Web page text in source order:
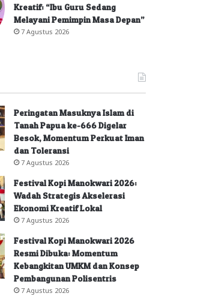
Kreatif: “Ibu Guru Sedang
Melayani Pemimpin Masa Depan”
7 Agustus 2026
Peringatan Masuknya Islam di
Tanah Papua ke-666 Digelar
Besok, Momentum Perkuat Iman
dan Toleransi
7 Agustus 2026
Festival Kopi Manokwari 2026:
Wadah Strategis Akselerasi
Ekonomi Kreatif Lokal
7 Agustus 2026
Festival Kopi Manokwari 2026
Resmi Dibuka: Momentum
Kebangkitan UMKM dan Konsep
Pembangunan Polisentris
7 Agustus 2026